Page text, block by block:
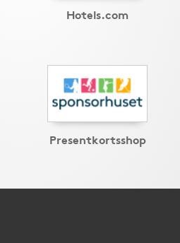
Hotels.com
Presentkortsshop